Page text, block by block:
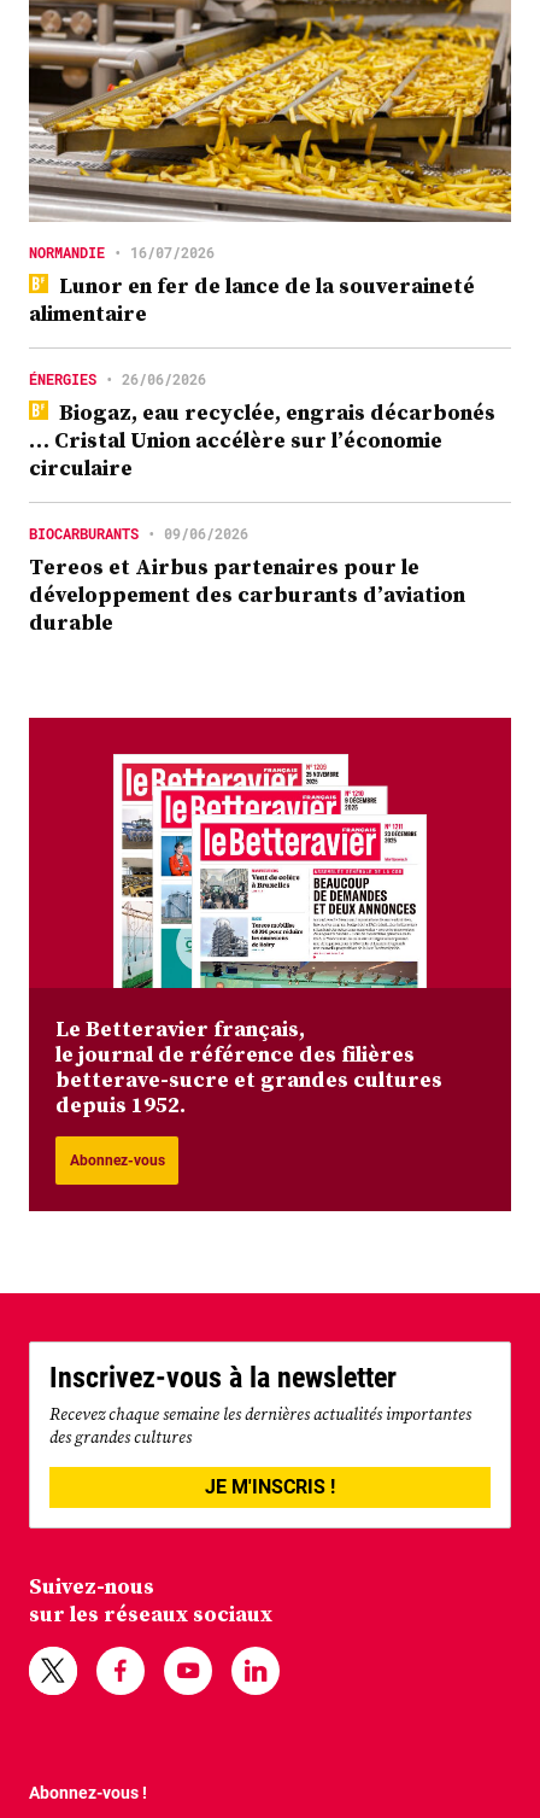
NORMANDIE • 16/07/2026
Lunor en fer de lance de la souveraineté
alimentaire
ÉNERGIES • 26/06/2026
Biogaz, eau recyclée, engrais décarbonés
… Cristal Union accélère sur l’économie
circulaire
BIOCARBURANTS • 09/06/2026
Tereos et Airbus partenaires pour le
développement des carburants d’aviation
durable
Le Betteravier français,
le journal de référence des filières
betterave-sucre et grandes cultures
depuis 1952.
Abonnez-vous
Inscrivez-vous à la newsletter
Recevez chaque semaine les dernières actualités importantes
des grandes cultures
JE M'INSCRIS !
Suivez-nous
sur les réseaux sociaux
Abonnez-vous !